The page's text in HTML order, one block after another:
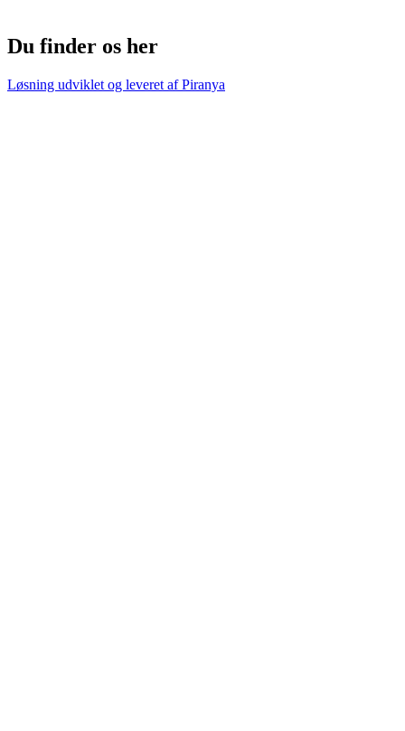
Du finder os her
Løsning udviklet og leveret afPiranya